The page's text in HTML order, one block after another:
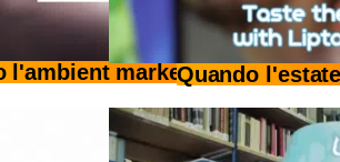
l'ambient marketing sfiora
Quando